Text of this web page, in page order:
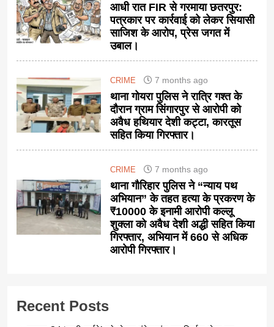
आधी रात FIR से गरमाया छतरपुर:
पत्रकार पर कार्रवाई को लेकर सियासी
साजिश के आरोप, प्रेस जगत में
उबाल।
CRIME 7 months ago
थाना गोयरा पुलिस ने रात्रि गश्त के
दौरान ग्राम सिंगारपुर से आरोपी को
अवैध हथियार देशी कट्टा, कारतूस
सहित किया गिरफ्तार।
CRIME 7 months ago
थाना गौरिहार पुलिस ने “न्याय पथ
अभियान” के तहत हत्या के प्रकरण के
₹10000 के इनामी आरोपी कल्लू
शुक्ला को अवैध देशी अद्धी सहित किया
गिरफ्तार, अभियान में 660 से अधिक
आरोपी गिरफ्तार।
Recent Posts